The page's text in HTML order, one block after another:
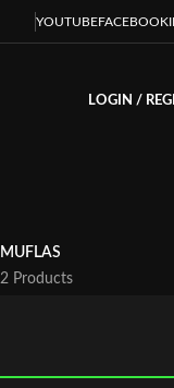
YOUTUBEFACEBOOK
LOGIN /
MUFLAS
2 Products